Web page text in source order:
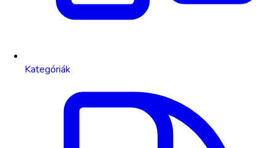
Kategóriák